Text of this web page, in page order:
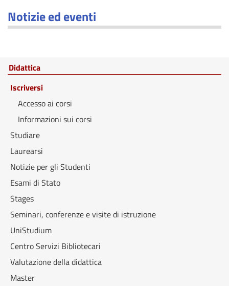
Notizie ed eventi
Didattica
Iscriversi
Accesso ai corsi
Informazioni sui corsi
Studiare
Laurearsi
Notizie per gli Studenti
Esami di Stato
Stages
Seminari, conferenze e visite di istruzione
UniStudium
Centro Servizi Bibliotecari
Valutazione della didattica
Master